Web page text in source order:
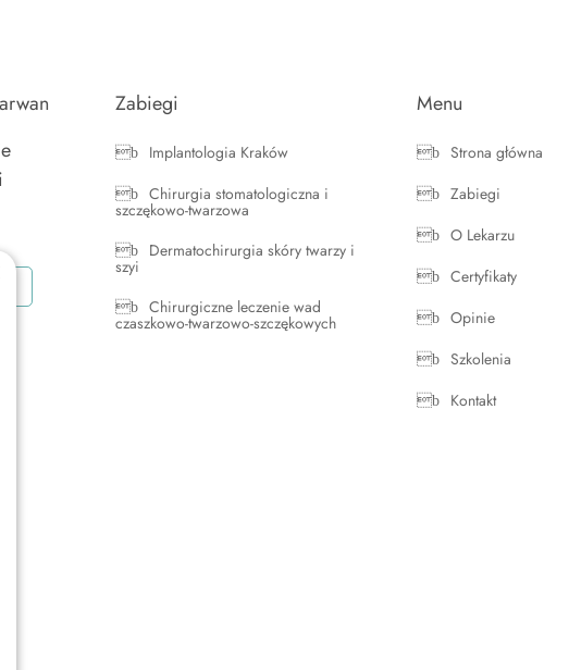
Zabiegi
Implantologia Kraków
Chirurgia stomatologiczna i
szczękowo-twarzowa
Dermatochirurgia skóry twarzy i
szyi
Chirurgiczne leczenie wad
czaszkowo-twarzowo-szczękowych
Menu
Strona główna
Zabiegi
O Lekarzu
Certyfikaty
Opinie
Szkolenia
Kontakt
Sławomir Karwan